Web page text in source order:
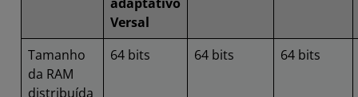
Versal
Tamanho
da RAM
distribuída
64 bits 64 bits 64 bits